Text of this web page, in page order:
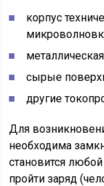
корпус
сырые
другие
Для
необходима
становится
пройти заряд